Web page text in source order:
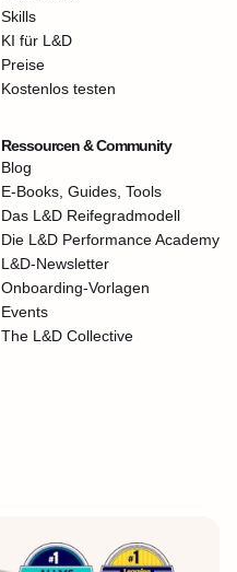
Skills
KI für L&D
Preise
Kostenlos testen
Ressourcen & Community
Blog
E-Books, Guides, Tools
Das L&D Reifegradmodell
Die L&D Performance Academy
L&D-Newsletter
Onboarding-Vorlagen
Events
The L&D Collective